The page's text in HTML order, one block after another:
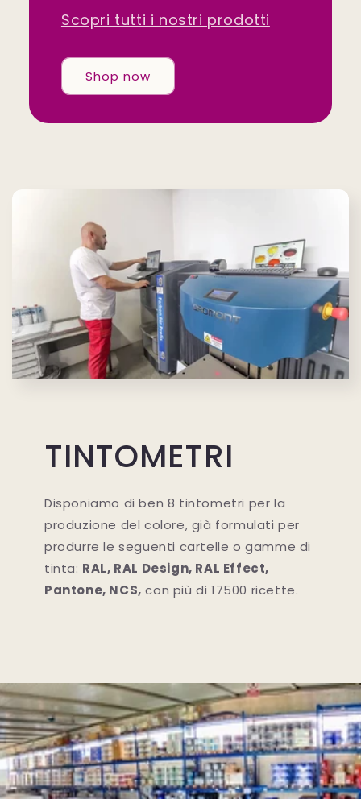
Scopri tutti i nostri prodotti
Shop now
TINTOMETRI
Disponiamo di ben 8 tintometri per la
produzione del colore, già formulati per
produrre le seguenti cartelle o gamme di
tinta: RAL, RAL Design, RAL Effect,
Pantone, NCS, con più di 17500 ricette.